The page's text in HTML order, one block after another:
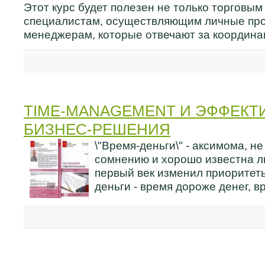
Этот курс будет полезен не только
специалистам, осуществляющим личные
менеджерам, которые отвечают за
TIME-MАNAGEMENT И
БИЗНЕС-РЕШЕНИЯ
\"Время-деньги\" - аксимома,
сомнению и хорошо известна
первый век изменил
деньги - время дороже денег,